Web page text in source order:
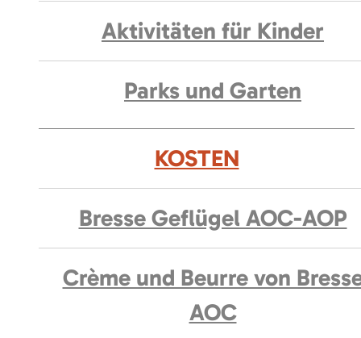
Aktivitäten für Kinder
Parks und Garten
KOSTEN
Bresse Geflügel AOC-AOP
Crème und Beurre von
AOC